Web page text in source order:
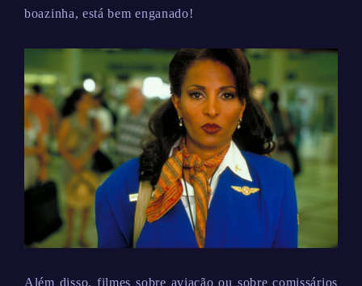
boazinha, está bem enganado!
Além disso, filmes sobre aviação ou sobre comissários